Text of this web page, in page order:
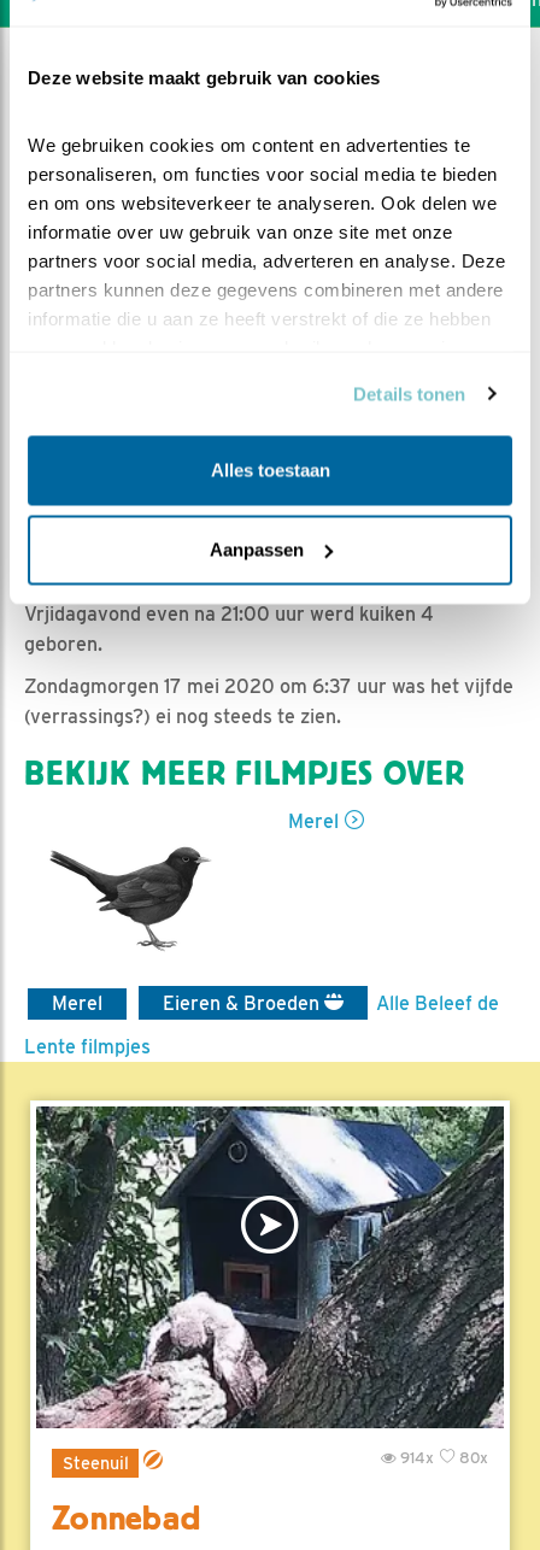
Deze website maakt gebruik van cookies
We gebruiken cookies om content en advertenties te
personaliseren, om functies voor social media te bieden
en om ons websiteverkeer te analyseren. Ook delen we
informatie over uw gebruik van onze site met onze
partners voor social media, adverteren en analyse. Deze
partners kunnen deze gegevens combineren met andere
informatie die u aan ze heeft verstrekt of die ze hebben
Details tonen
Alles toestaan
Aanpassen
Het vierde kuiken
Romke Visser | Geplaatst op 17 mei 2020, 7:50 |
Vrjidagavond even na 21:00 uur werd kuiken 4
geboren.
Zondagmorgen 17 mei 2020 om 6:37 uur was het vijfde
(verrassings?) ei nog steeds te zien.
BEKIJK MEER FILMPJES OVER
Merel
Merel Eieren & Broeden
Alle Beleef de
Lente filmpjes
Steenuil 80x
914x
Zonnebad